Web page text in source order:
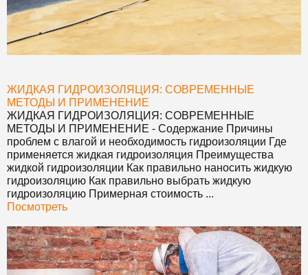
ЖИДКАЯ ГИДРОИЗОЛЯЦИЯ: СОВРЕМЕННЫЕ
МЕТОДЫ И ПРИМЕНЕНИЕ
ЖИДКАЯ ГИДРОИЗОЛЯЦИЯ: СОВРЕМЕННЫЕ
МЕТОДЫ И ПРИМЕНЕНИЕ - Содержание Причины
проблем с влагой и необходимость гидроизоляции Где
применяется жидкая гидроизоляция Преимущества
жидкой гидроизоляции Как правильно наносить жидкую
гидроизоляцию Как правильно выбрать жидкую
гидроизоляцию Примерная стоимость ...
Посмотреть